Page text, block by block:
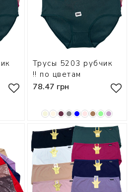
Трусы 5203 рубчик
!! по цветам
78.47 грн